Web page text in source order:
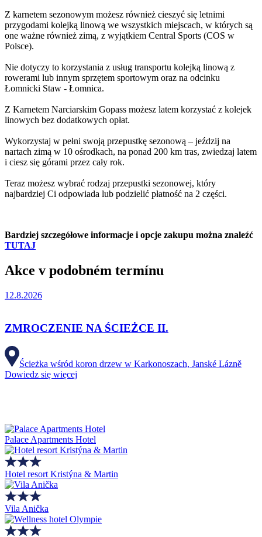
Z karnetem sezonowym możesz również cieszyć się letnimi
przygodami kolejką linową we wszystkich miejscach, w których są
one ważne również zimą, z wyjątkiem Central Sports (COS w
Polsce).
Nie dotyczy to korzystania z usług transportu kolejką linową z
rowerami lub innym sprzętem sportowym oraz na odcinku
Łomnicki Staw - Łomnica.
Z Karnetem Narciarskim Gopass możesz latem korzystać z kolejek
linowych bez dodatkowych opłat.
Wykorzystaj w pełni swoją przepustkę sezonową – jeździj na
nartach zimą w 10 ośrodkach, na ponad 200 km tras, zwiedzaj latem
i ciesz się górami przez cały rok.
Teraz możesz wybrać rodzaj przepustki sezonowej, który
najbardziej Ci odpowiada lub podzielić płatność na 2 części.
Bardziej szczegółowe informacje i opcje zakupu można znaleźć
TUTAJ
Akce v podobném termínu
12.8.2026
ZMROCZENIE NA ŚCIEŻCE II.
Ścieżka wśród koron drzew w Karkonoszach, Janské Lázně
Dowiedz się więcej
Palace Apartments Hotel
Hotel resort Kristýna & Martin
Vila Anička